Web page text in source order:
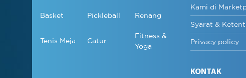
Basket Pickleball Renang
Tenis Meja Catur
Fitness &
Yoga
Kami di
Syarat &
Privacy policy
KONTAK